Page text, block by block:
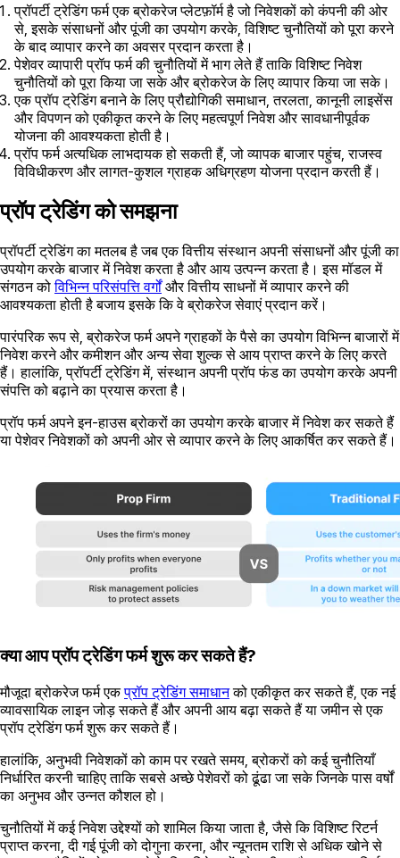
प्रॉपर्टी ट्रेडिंग फर्म एक ब्रोकरेज प्लेटफ़ॉर्म है जो निवेशकों को कंपनी की ओर
से, इसके संसाधनों और पूंजी का उपयोग करके, विशिष्ट चुनौतियों को पूरा करने
के बाद व्यापार करने का अवसर प्रदान करता है।
पेशेवर व्यापारी प्रॉप फर्म की चुनौतियों में भाग लेते हैं ताकि विशिष्ट निवेश
चुनौतियों को पूरा किया जा सके और ब्रोकरेज के लिए व्यापार किया जा सके।
एक प्रॉप ट्रेडिंग बनाने के लिए प्रौद्योगिकी समाधान, तरलता, कानूनी लाइसेंस
और विपणन को एकीकृत करने के लिए महत्वपूर्ण निवेश और सावधानीपूर्वक
योजना की आवश्यकता होती है।
प्रॉप फर्म अत्यधिक लाभदायक हो सकती हैं, जो व्यापक बाजार पहुंच, राजस्व
विविधीकरण और लागत-कुशल ग्राहक अधिग्रहण योजना प्रदान करती हैं।
प्रॉप ट्रेडिंग को समझना
प्रॉपर्टी ट्रेडिंग का मतलब है जब एक वित्तीय संस्थान अपनी संसाधनों और पूंजी का
उपयोग करके बाजार में निवेश करता है और आय उत्पन्न करता है। इस मॉडल में
संगठन कोविभिन्न परिसंपत्ति वर्गोंऔर वित्तीय साधनों में व्यापार करने की
आवश्यकता होती है बजाय इसके कि वे ब्रोकरेज सेवाएं प्रदान करें।
पारंपरिक रूप से, ब्रोकरेज फर्म अपने ग्राहकों के पैसे का उपयोग विभिन्न बाजारों में
निवेश करने और कमीशन और अन्य सेवा शुल्क से आय प्राप्त करने के लिए करते
हैं। हालांकि, प्रॉपर्टी ट्रेडिंग में, संस्थान अपनी प्रॉप फंड का उपयोग करके अपनी
संपत्ति को बढ़ाने का प्रयास करता है।
प्रॉप फर्म अपने इन-हाउस ब्रोकरों का उपयोग करके बाजार में निवेश कर सकते हैं
या पेशेवर निवेशकों को अपनी ओर से व्यापार करने के लिए आकर्षित कर सकते हैं।
क्या आप प्रॉप ट्रेडिंग फर्म शुरू कर सकते हैं?
मौजूदा ब्रोकरेज फर्म एकप्रॉप ट्रेडिंग समाधानको एकीकृत कर सकते हैं, एक नई
व्यावसायिक लाइन जोड़ सकते हैं और अपनी आय बढ़ा सकते हैं या जमीन से एक
प्रॉप ट्रेडिंग फर्म शुरू कर सकते हैं।
हालांकि, अनुभवी निवेशकों को काम पर रखते समय, ब्रोकरों को कई चुनौतियाँ
निर्धारित करनी चाहिए ताकि सबसे अच्छे पेशेवरों को ढूंढा जा सके जिनके पास वर्षों
का अनुभव और उन्नत कौशल हो।
चुनौतियों में कई निवेश उद्देश्यों को शामिल किया जाता है, जैसे कि विशिष्ट रिटर्न
प्राप्त करना, दी गई पूंजी को दोगुना करना, और न्यूनतम राशि से अधिक खोने से